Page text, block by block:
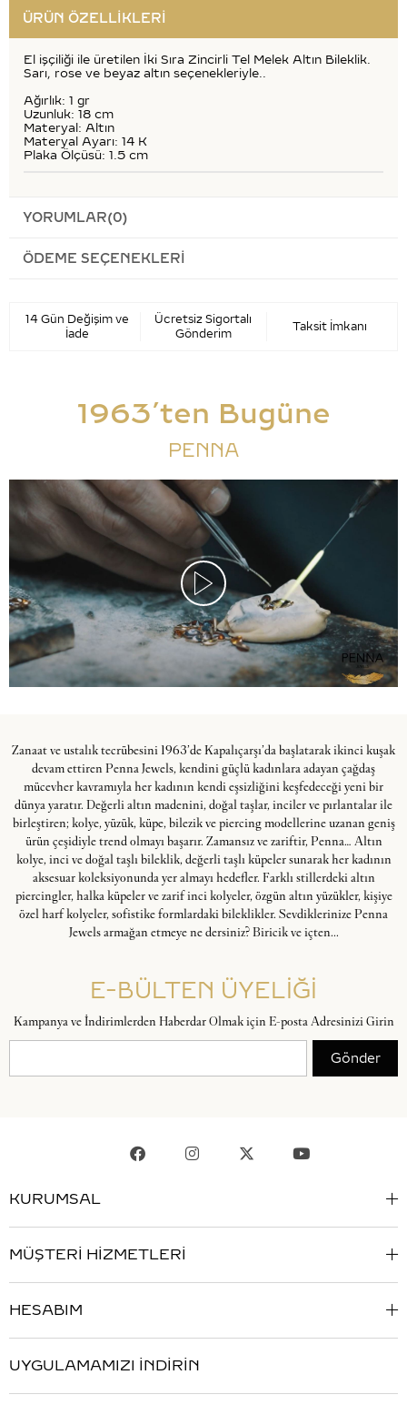
ÜRÜN ÖZELLIKLERI
El işçiliği ile üretilen İki Sıra Zincirli Tel Melek Altın Bileklik.
Sarı, rose ve beyaz altın seçenekleriyle..
Ağırlık: 1 gr
Uzunluk: 18 cm
Materyal: Altın
Materyal Ayarı: 14 K
Plaka Ölçüsü: 1.5 cm
YORUMLAR(0)
ÖDEME SEÇENEKLERI
14 Gün Değişim ve
İade
Ücretsiz Sigortalı
Gönderim
Taksit İmkanı
1963’ten Bugüne
PENNA
Zanaat ve ustalık tecrübesini 1963’de Kapalıçarşı’da başlatarak ikinci kuşak
devam ettiren Penna Jewels, kendini güçlü kadınlara adayan çağdaş
mücevher kavramıyla her kadının kendi eşsizliğini keşfedeceği yeni bir
dünya yaratır. Değerli altın madenini, doğal taşlar, inciler ve pırlantalar ile
birleştiren; kolye, yüzük, küpe, bilezik ve piercing modellerine uzanan geniş
ürün çeşidiyle trend olmayı başarır. Zamansız ve zariftir, Penna… Altın
kolye, inci ve doğal taşlı bileklik, değerli taşlı küpeler sunarak her kadının
aksesuar koleksiyonunda yer almayı hedefler. Farklı stillerdeki altın
piercingler, halka küpeler ve zarif inci kolyeler, özgün altın yüzükler, kişiye
özel harf kolyeler, sofistike formlardaki bileklikler. Sevdiklerinize Penna
Jewels armağan etmeye ne dersiniz? Biricik ve içten...
E-BÜLTEN ÜYELİĞİ
Kampanya ve İndirimlerden Haberdar Olmak için E-posta Adresinizi Girin
Gönder
KURUMSAL
MÜŞTERİ HİZMETLERİ
HESABIM
UYGULAMAMIZI İNDİRİN